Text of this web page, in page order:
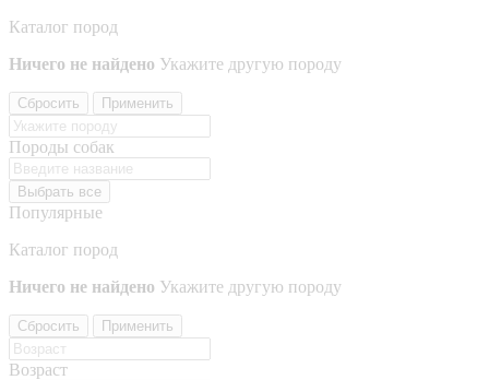
Каталог пород
Ничего не найдено Укажите другую породу
Сбросить Применить
Породы собак
Выбрать все
Популярные
Каталог пород
Ничего не найдено Укажите другую породу
Сбросить Применить
Возраст